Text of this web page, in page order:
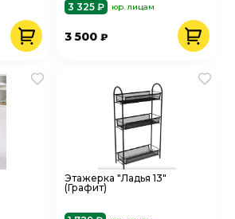
3 325 ₽ юр. лицам
3 500₽
Этажерка "Ладья 13"
(Графит)